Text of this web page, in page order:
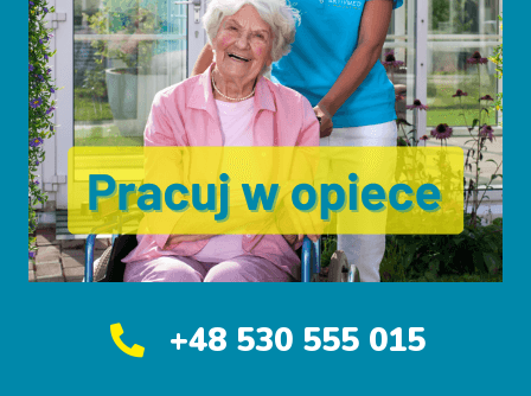
+48 530 555 015